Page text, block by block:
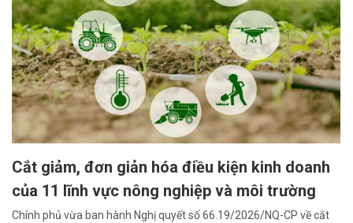
Cắt giảm, đơn giản hóa điều kiện kinh doanh
của 11 lĩnh vực nông nghiệp và môi trường
Chính phủ vừa ban hành Nghị quyết số 66.19/2026/NQ-CP về cắt